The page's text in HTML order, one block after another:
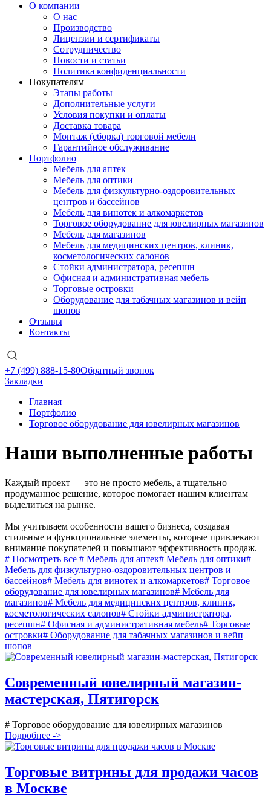
О компании
О нас
Производство
Лицензии и сертификаты
Сотрудничество
Новости и статьи
Политика конфиденциальности
Покупателям
Этапы работы
Дополнительные услуги
Условия покупки и оплаты
Доставка товара
Монтаж (сборка) торговой мебели
Гарантийное обслуживание
Портфолио
Мебель для аптек
Мебель для оптики
Мебель для физкультурно-оздоровительных
центров и бассейнов
Мебель для винотек и алкомаркетов
Торговое оборудование для ювелирных магазинов
Мебель для магазинов
Мебель для медицинских центров, клиник,
косметологических салонов
Стойки администратора, ресепшн
Офисная и административная мебель
Торговые островки
Оборудование для табачных магазинов и вейп
шопов
Отзывы
Контакты
+7 (499) 888-15-80Обратный звонок
Закладки
Главная
Портфолио
Торговое оборудование для ювелирных магазинов
Наши выполненные работы
Каждый проект — это не просто мебель, а тщательно
продуманное решение, которое помогает нашим клиентам
выделиться на рынке.
Мы учитываем особенности вашего бизнеса, создавая
стильные и функциональные элементы, которые привлекают
внимание покупателей и повышают эффективность продаж.
# Посмотреть все # Мебель для аптек# Мебель для оптики#
Мебель для физкультурно-оздоровительных центров и
бассейнов# Мебель для винотек и алкомаркетов# Торговое
оборудование для ювелирных магазинов# Мебель для
магазинов# Мебель для медицинских центров, клиник,
косметологических салонов# Стойки администратора,
ресепшн# Офисная и административная мебель# Торговые
островки# Оборудование для табачных магазинов и вейп
шопов
Современный ювелирный магазин-
мастерская, Пятигорск
# Торговое оборудование для ювелирных магазинов
Подробнее ->
Торговые витрины для продажи часов
в Москве